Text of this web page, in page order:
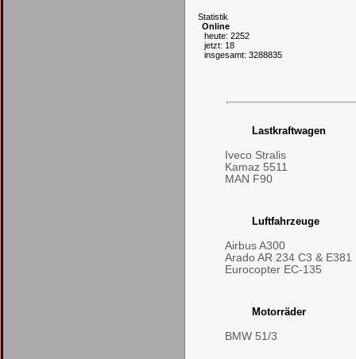
Statistik
Online
heute: 2252
jetzt: 18
insgesamt: 3288835
Lastkraftwagen
Iveco Stralis
Kamaz 5511
MAN F90
Luftfahrzeuge
Airbus A300
Arado AR 234 C3 & E381
Eurocopter EC-135
Motorräder
BMW 51/3